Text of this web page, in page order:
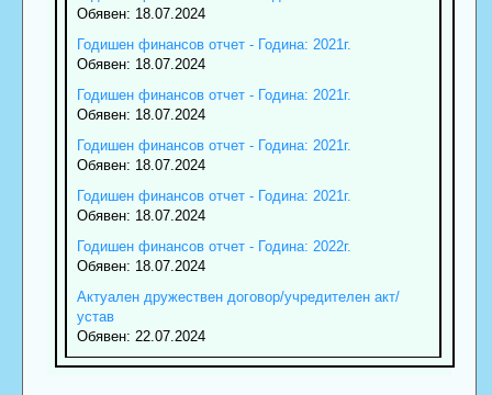
Обявен: 18.07.2024
Годишен финансов отчет - Година: 2021г.
Обявен: 18.07.2024
Годишен финансов отчет - Година: 2021г.
Обявен: 18.07.2024
Годишен финансов отчет - Година: 2021г.
Обявен: 18.07.2024
Годишен финансов отчет - Година: 2021г.
Обявен: 18.07.2024
Годишен финансов отчет - Година: 2022г.
Обявен: 18.07.2024
Актуален дружествен договор/учредителен акт/
устав
Обявен: 22.07.2024